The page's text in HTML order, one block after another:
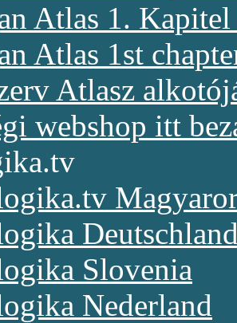
Atlas 1.
Atlas 1st
Atlasz
webshop itt
Slovenia
Nederland